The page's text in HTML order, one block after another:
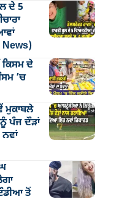
ਦੇ 5
ਦੇ
’ਚ
ਮੁਕਾਬਲੇ
ਪੰਜ ਦੌੜਾਂ
ਤੋਂ